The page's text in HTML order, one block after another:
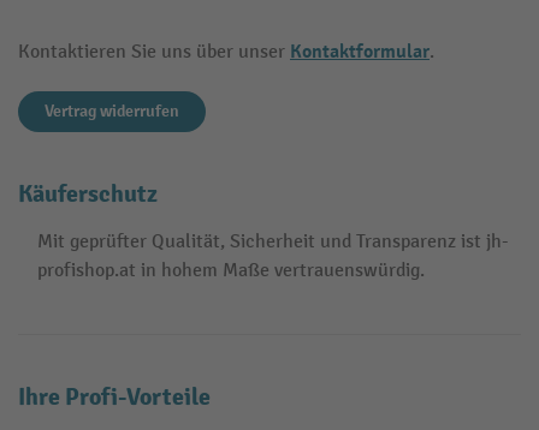
Kontaktieren Sie uns über unser Kontaktformular.
Vertrag widerrufen
Käuferschutz
Mit geprüfter Qualität, Sicherheit und Transparenz ist jh-
profishop.at in hohem Maße vertrauenswürdig.
Ihre Profi-Vorteile